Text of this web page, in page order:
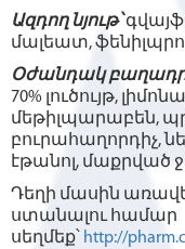
Ազդող նյութ՝
մալեատ,
Օժանդակ
70% լուծույթ,
մեթիլպարաբեն,
բուրահաղորդիչ,
էթանոլ, մաքրված
Դեղի մասին
ստանալու համար
սեղմեք՝ http://